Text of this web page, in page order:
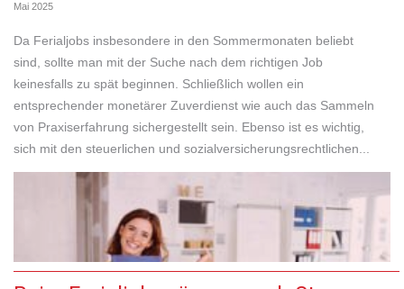
Mai 2025
Da Ferialjobs insbesondere in den Sommermonaten beliebt
sind, sollte man mit der Suche nach dem richtigen Job
keinesfalls zu spät beginnen. Schließlich wollen ein
entsprechender monetärer Zuverdienst wie auch das Sammeln
von Praxiserfahrung sichergestellt sein. Ebenso ist es wichtig,
sich mit den steuerlichen und sozialversicherungsrechtlichen...